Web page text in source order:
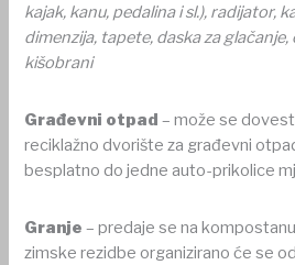
kajak, kanu, pedalina i sl.), radijator,
dimenzija, tapete, daska za glačanje,
kišobrani
Građevni otpad – može se
reciklažno dvorište za građevni
besplatno do jedne auto-prikolice
Granje – predaje se na
zimske rezidbe organizirano će se